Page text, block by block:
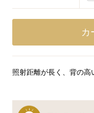
照射距離が長く、背の高